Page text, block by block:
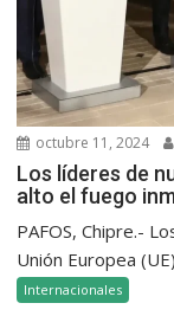
octubre 11, 2024
Los líderes de
alto el fuego
PAFOS, Chipre.-
Unión Europea
Internacionales